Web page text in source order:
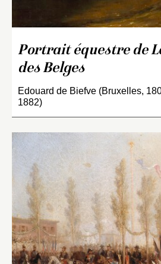
Portrait équestre de
des Belges
Edouard de Biefve (Bruxelles,
1882)